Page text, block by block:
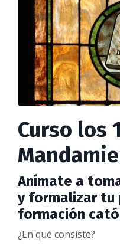
Curso los
Anímate a
y formalizar tu
formación
¿En qué consiste?